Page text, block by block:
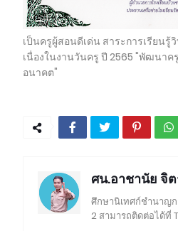
เป็นครูผู้สอนดีเด่น สาระการเรียนรู้
เนื่องในงานวันครู ปี 2565 "พัฒนาค
อนาคต"
ศน.อาชานัย จิ
ศึกษานิเทศก์ชำนาญ
2 สามารถติดต่อได้ที่